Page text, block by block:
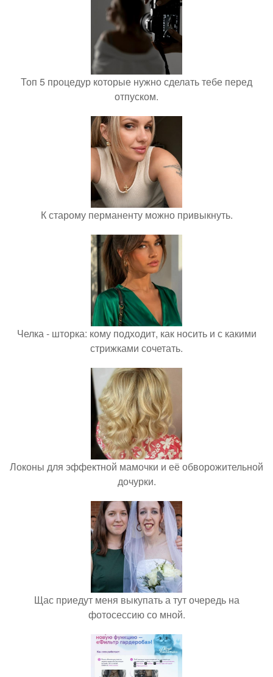
Топ 5 процедур которые нужно сделать тебе перед
отпуском.
К старому перманенту можно привыкнуть.
Челка - шторка: кому подходит, как носить и с какими
стрижками сочетать.
Локоны для эффектной мамочки и её обворожительной
дочурки.
Щас приедут меня выкупать а тут очередь на
фотосессию со мной.